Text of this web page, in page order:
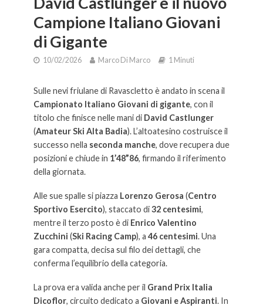
Campione Italiano Giovani
di Gigante
10/02/2026 Marco Di Marco 1 Minuti
Sulle nevi friulane di Ravascletto è andato in scena il
Campionato Italiano Giovani di gigante, con il
titolo che finisce nelle mani di David Castlunger
(Amateur Ski Alta Badia). L’altoatesino costruisce il
successo nella seconda manche, dove recupera due
posizioni e chiude in 1’48”86, firmando il riferimento
della giornata.
Alle sue spalle si piazza Lorenzo Gerosa (Centro
Sportivo Esercito), staccato di32 centesimi,
mentre il terzo posto è di Enrico Valentino
Zucchini (Ski Racing Camp), a 46 centesimi. Una
gara compatta, decisa sul filo dei dettagli, che
conferma l’equilibrio della categoria.
La prova era valida anche per il Grand Prix Italia
Dicoflor, circuito dedicato a Giovani e Aspiranti. In